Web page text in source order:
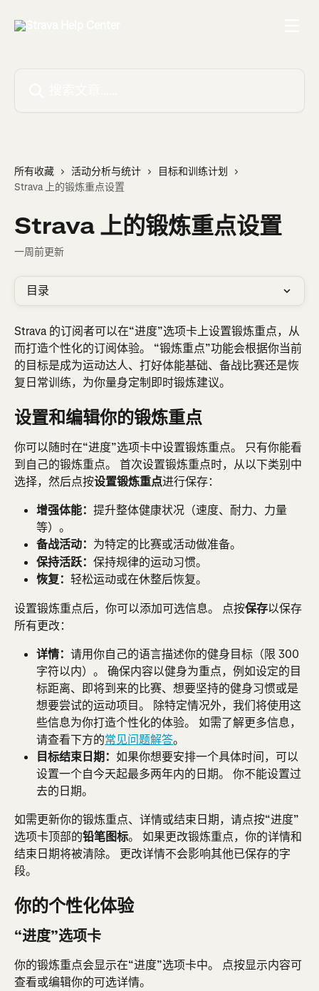
所有收藏 活动分析与统计
目标和训练计划
Strava 上的锻炼重点设置
Strava 上的锻炼重点设置
一周前更新
目录
Strava 的订阅者可以在“进度”选项卡上设置锻炼重点，从
而打造个性化的订阅体验。 “锻炼重点”功能会根据你当前
的目标是成为运动达人、打好体能基础、备战比赛还是恢
复日常训练，为你量身定制即时锻炼建议。
设置和编辑你的锻炼重点
你可以随时在“进度”选项卡中设置锻炼重点。 只有你能看
到自己的锻炼重点。 首次设置锻炼重点时，从以下类别中
选择，然后点按设置锻炼重点进行保存：
增强体能： 提升整体健康状况（速度、耐力、力量
等）。
备战活动： 为特定的比赛或活动做准备。
保持活跃： 保持规律的运动习惯。
恢复： 轻松运动或在休整后恢复。
设置锻炼重点后，你可以添加可选信息。 点按保存以保存
所有更改：
详情： 请用你自己的语言描述你的健身目标（限 300
字符以内）。 确保内容以健身为重点，例如设定的目
标距离、即将到来的比赛、想要坚持的健身习惯或是
想要尝试的运动项目。 除特定情况外，我们将使用这
些信息为你打造个性化的体验。 如需了解更多信息，
请查看下方的常见问题解答。
目标结束日期： 如果你想要安排一个具体时间，可以
设置一个自今天起最多两年内的日期。 你不能设置过
去的日期。
如需更新你的锻炼重点、详情或结束日期，请点按“进度”
选项卡顶部的铅笔图标。 如果更改锻炼重点，你的详情和
结束日期将被清除。 更改详情不会影响其他已保存的字
段。
你的个性化体验
“进度”选项卡
你的锻炼重点会显示在“进度”选项卡中。 点按显示内容可
查看或编辑你的可选详情。